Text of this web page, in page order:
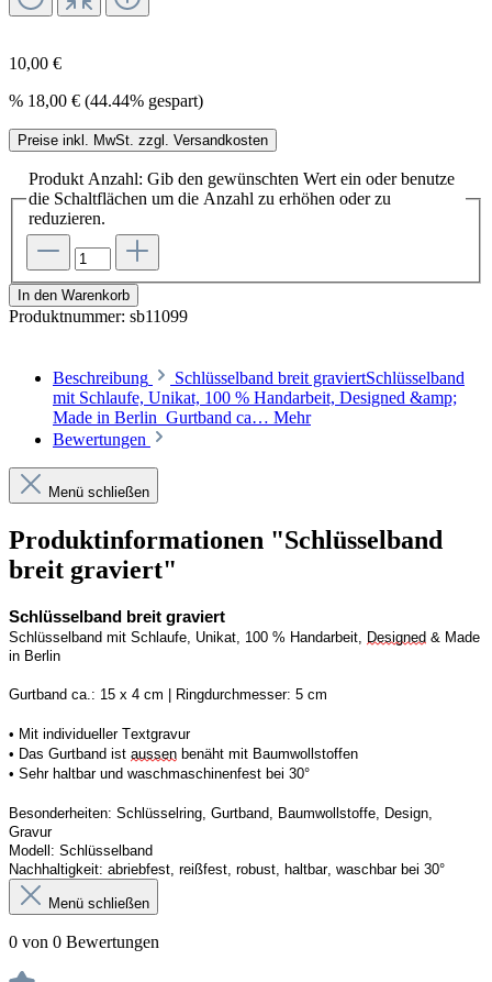
10,00 €
% 18,00 € (44.44% gespart)
Preise inkl. MwSt. zzgl. Versandkosten
Produkt Anzahl: Gib den gewünschten Wert ein oder benutze
die Schaltflächen um die Anzahl zu erhöhen oder zu
reduzieren.
In den Warenkorb
Produktnummer: sb11099
Beschreibung
Schlüsselband breit graviertSchlüsselband
mit Schlaufe, Unikat, 100 % Handarbeit, Designed &amp;
Made in Berlin Gurtband ca… Mehr
Bewertungen
Menü schließen
Produktinformationen "Schlüsselband
breit graviert"
Schlüsselband breit graviert
Schlüsselband mit Schlaufe, Unikat, 100 % Handarbeit, Designed & Made
in Berlin
Gurtband ca.: 15 x 4 cm | Ringdurchmesser: 5 cm
• Mit individueller Textgravur
• Das Gurtband ist aussen benäht mit Baumwollstoffen
• Sehr haltbar und waschmaschinenfest bei 30°
Besonderheiten: Schlüsselring, Gurtband, Baumwollstoffe, Design,
Gravur
Modell: Schlüsselband
Nachhaltigkeit: abriebfest, reißfest, robust, haltbar, waschbar bei 30°
Menü schließen
0 von 0 Bewertungen